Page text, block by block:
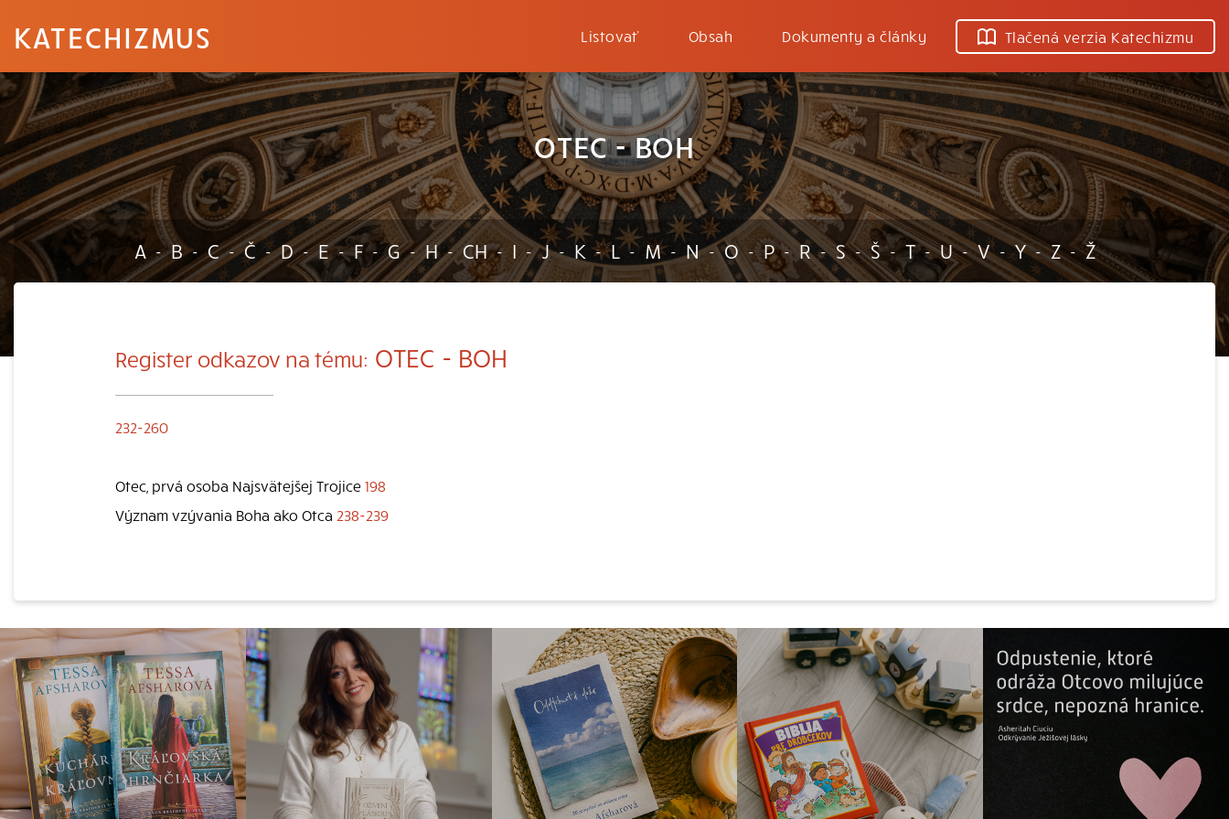
KATECHIZMUS Listovať Obsah Dokumenty a články Tlačená verzia Katechizmu
OTEC - BOH
A - B - C - Č - D - E - F - G - H - CH - I - J - K - L - M - N - O - P - R - S - Š - T - U - V - Y - Z - Ž
Register odkazov na tému: OTEC - BOH
232-260
Otec, prvá osoba Najsvätejšej Trojice 198
Význam vzývania Boha ako Otca 238-239